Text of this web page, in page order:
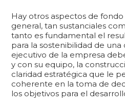
Hay otros aspectos de
general, tan sustanciales
tanto es fundamental el
para la sostenibilidad de
ejecutivo de la empresa
y con su equipo, la
claridad estratégica que le
coherente en la toma de
los objetivos para el